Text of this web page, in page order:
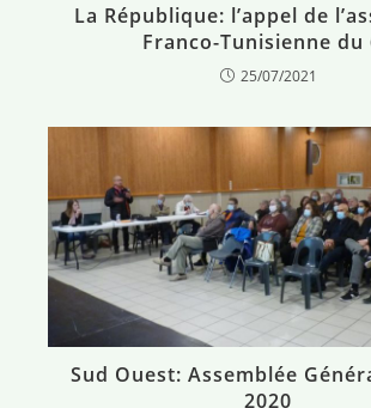
La République: l’appel de
Franco-Tunisienne du
25/07/2021
Sud Ouest: Assemblée
2020